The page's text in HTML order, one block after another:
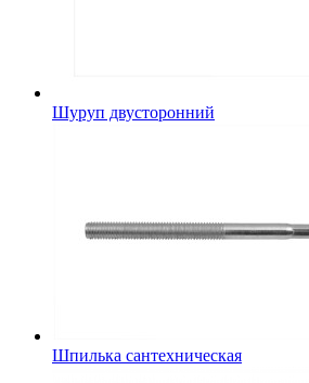
Шуруп двусторонний
Шпилька сантехническая